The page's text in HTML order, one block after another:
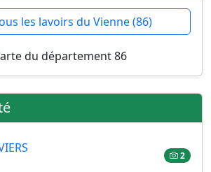
les lavoirs du Vienne (86)
2